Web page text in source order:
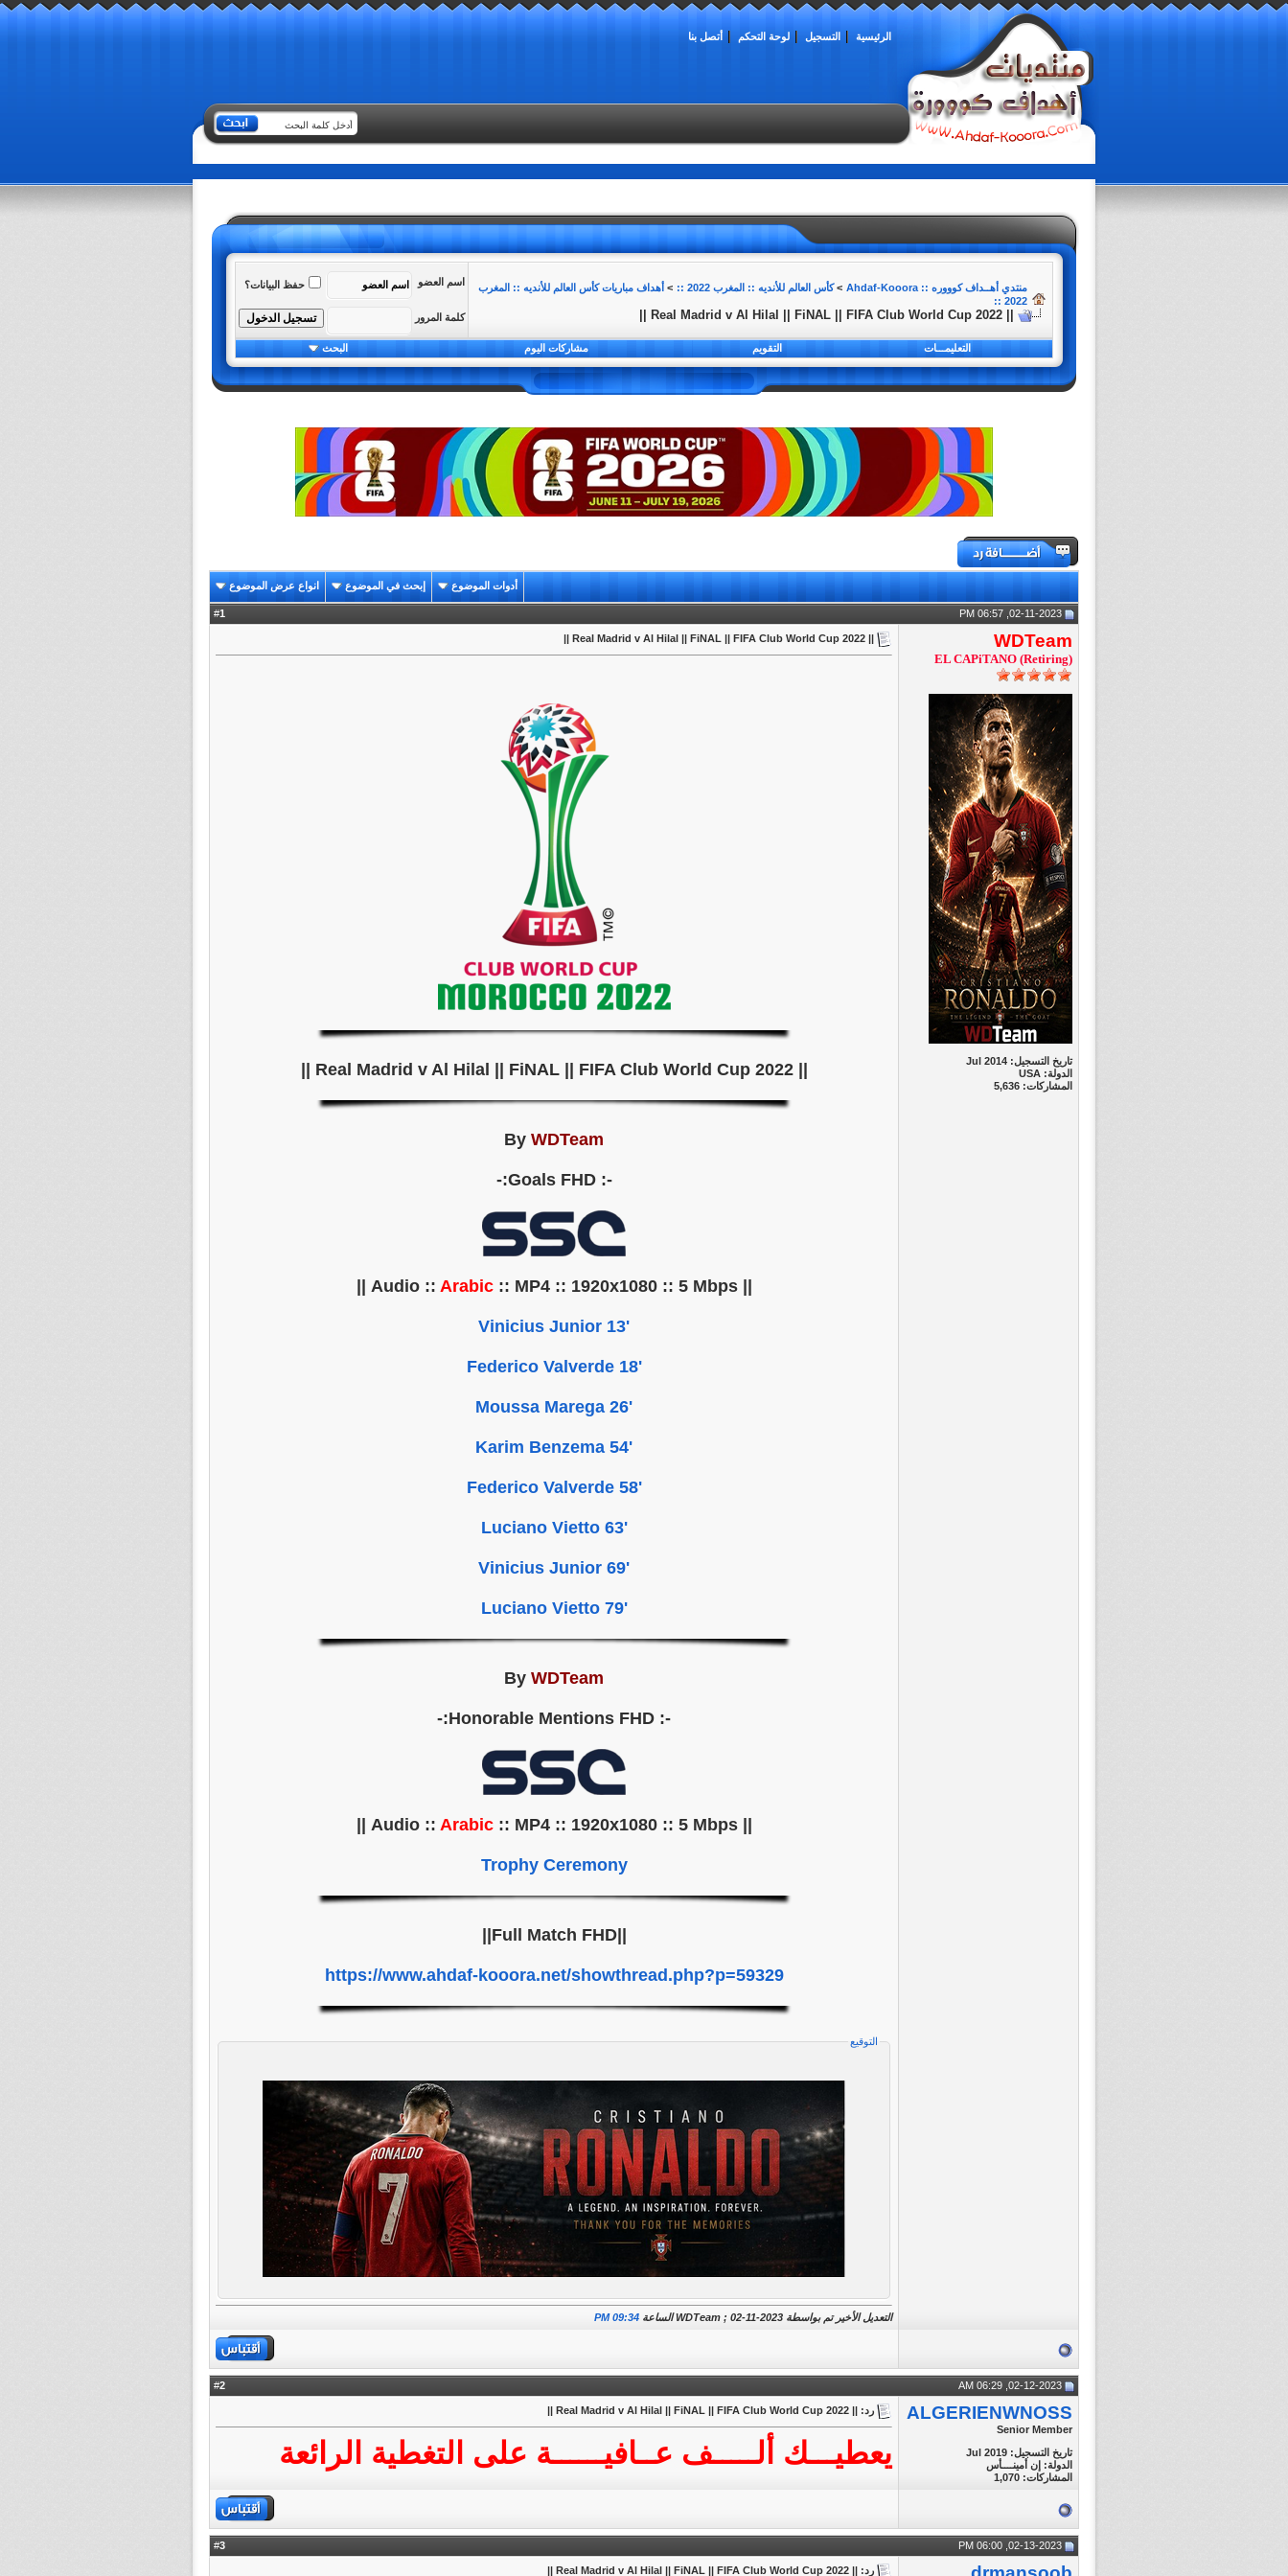
الرئيسية التسجيل لوحة التحكم أتصل بنا
منتدي أهــداف كوووره :: Ahdaf-Kooora >كأس العالم للأنديه :: المغرب 2022 :: > أهداف مباريات كأس العالم للأنديه :: المغرب
2022 ::
اسم العضو حفظ البيانات؟
كلمة المرور
التعليمـــات التقويم مشاركات اليوم البحث
أدوات الموضوع إبحث في الموضوع انواع عرض الموضوع
1
WDTeam
EL CAPiTANO (Retiring)
تاريخ التسجيل: Jul 2014
الدولة: USA
المشاركات: 5,636
|| Real Madrid v Al Hilal || FiNAL || FIFA Club World Cup 2022 ||
By WDTeam
-: Goals FHD:-
|| Audio ::
Arabic:: MP4 :: 1920x1080 :: 5 Mbps ||
'13 Vinicius Junior
'18 Federico Valverde
'26 Moussa Marega
'54 Karim Benzema
'58 Federico Valverde
'63 Luciano Vietto
'69 Vinicius Junior
'79 Luciano Vietto
By WDTeam
-: Honorable Mentions FHD:-
|| Audio ::
Arabic:: MP4 :: 1920x1080 :: 5 Mbps ||
Trophy Ceremony
||Full Match FHD||
https://www.ahdaf-kooora.net/showthread.php?p=59329
التوقيع
التعديل الأخير تم بواسطة WDTeam ; 02-11-2023 الساعة 09:34 PM
2
ALGERIENWNOSS
Senior Member
تاريخ التسجيل: Jul 2019
الدولة: إن أمينــــأس
المشاركات: 1,070
رد: || Real Madrid v Al Hilal || FiNAL || FIFA Club World Cup 2022 ||
يعطيـــك ألـــــف عــافيــــــة على التغطية الرائعة
3
رد: || Real Madrid v Al Hilal || FiNAL || FIFA Club World Cup 2022 ||